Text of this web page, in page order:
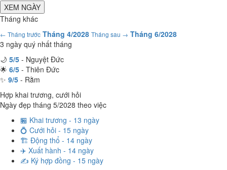
XEM NGÀY
Tháng khác
← Tháng trước Tháng 4/2028 Tháng sau → Tháng 6/2028
3 ngày quý nhất tháng
🌙 5/5 - Nguyệt Đức
🌟 6/5 - Thiên Đức
✨ 9/5 - Rằm
Hợp khai trương, cưới hỏi
Ngày đẹp tháng 5/2028 theo việc
🏪 Khai trương - 13 ngày
💍 Cưới hỏi - 15 ngày
🏗️ Động thổ - 14 ngày
✈️ Xuất hành - 14 ngày
✍️ Ký hợp đồng - 15 ngày